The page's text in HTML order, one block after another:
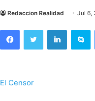
Redaccion Realidad Jul 6,
FacebookTwitter LinkedIn
El Censor